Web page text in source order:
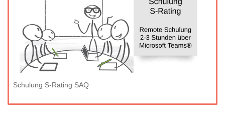
Schulung S-Rating SAQ